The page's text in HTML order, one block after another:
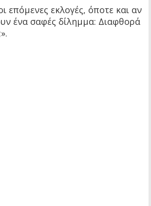
επόμενες εκλογές, όποτε και αν
ένα σαφές δίλημμα: Διαφθορά